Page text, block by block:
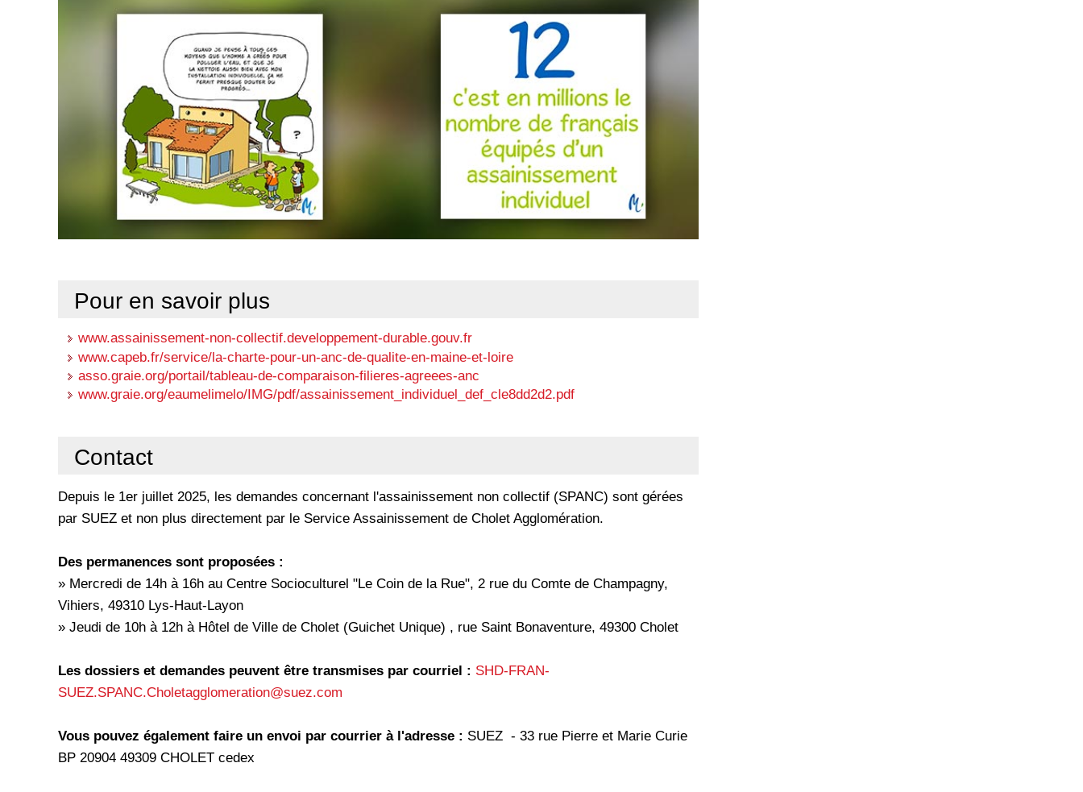
Pour en savoir plus
www.assainissement-non-collectif.developpement-durable.gouv.fr
www.capeb.fr/service/la-charte-pour-un-anc-de-qualite-en-maine-et-loire
asso.graie.org/portail/tableau-de-comparaison-filieres-agreees-anc
www.graie.org/eaumelimelo/IMG/pdf/assainissement_individuel_def_cle8dd2d2.pdf
Contact
Depuis le 1er juillet 2025, les demandes concernant l'assainissement non collectif (SPANC) sont gérées
par SUEZ et non plus directement par le Service Assainissement de Cholet Agglomération.
Des permanences sont proposées :
» Mercredi de 14h à 16h au Centre Socioculturel "Le Coin de la Rue", 2 rue du Comte de Champagny,
Vihiers, 49310 Lys-Haut-Layon
» Jeudi de 10h à 12h à Hôtel de Ville de Cholet (Guichet Unique) , rue Saint Bonaventure, 49300 Cholet
Les dossiers et demandes peuvent être transmises par courriel : SHD-FRAN-
SUEZ.SPANC.Choletagglomeration@suez.com
Vous pouvez également faire un envoi par courrier à l'adresse : SUEZ - 33 rue Pierre et Marie Curie
BP 20904 49309 CHOLET cedex